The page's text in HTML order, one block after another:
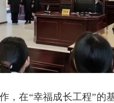
在“幸福成长工程”的